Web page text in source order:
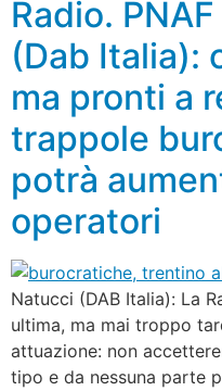
Radio.
(Dab Italia):
ma pronti a
trappole
potrà
operatori
Natucci (DAB Italia): La
ultima, ma mai troppo
attuazione: non
tipo e da nessuna parte